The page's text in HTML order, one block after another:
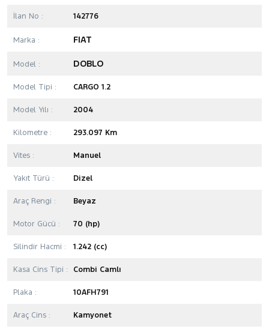
İlan No : 142776
Marka : FIAT
Model : DOBLO
Model Tipi : CARGO 1.2
Model Yılı : 2004
Kilometre : 293.097 Km
Vites : Manuel
Yakıt Türü : Dizel
Araç Rengi : Beyaz
Motor Gücü : 70 (hp)
Silindir Hacmi : 1.242 (cc)
Kasa Cins Tipi : Combi Camlı
Plaka : 10AFH791
Araç Cins : Kamyonet